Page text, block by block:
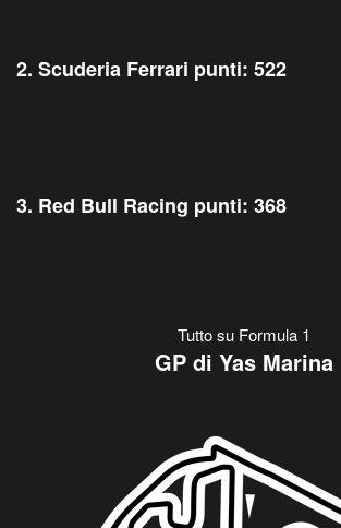
2. Scuderia Ferrari punti: 522
3. Red Bull Racing punti: 368
Tutto su Formula 1
GP di Yas Marina